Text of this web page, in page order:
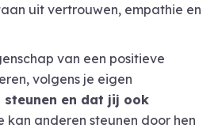
uit vertrouwen, empathie en
van een positieve
volgens je eigen
steunen en dat jij ook
kan anderen steunen door hen